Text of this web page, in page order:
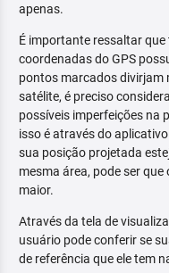
apenas.
É importante ressaltar
coordenadas do GPS
pontos marcados divirjam
satélite, é preciso
possíveis imperfeições na
isso é através do
sua posição projetada
mesma área, pode ser
maior.
Através da tela de
usuário pode conferir se
de referência que ele tem